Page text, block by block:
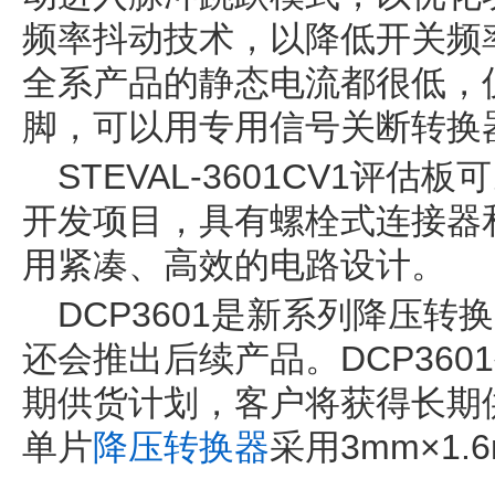
频率抖动技术，以降低开关
全系产品的静态电流都很低
脚，可以用专用信号关断转
STEVAL-3601CV1评估板
开发项目，具有螺栓式连接
用紧凑、高效的电路设计。
DCP3601是新系列降压转
还会推出后续产品。
期供货计划，客户将获得长
单片降压转换器采用